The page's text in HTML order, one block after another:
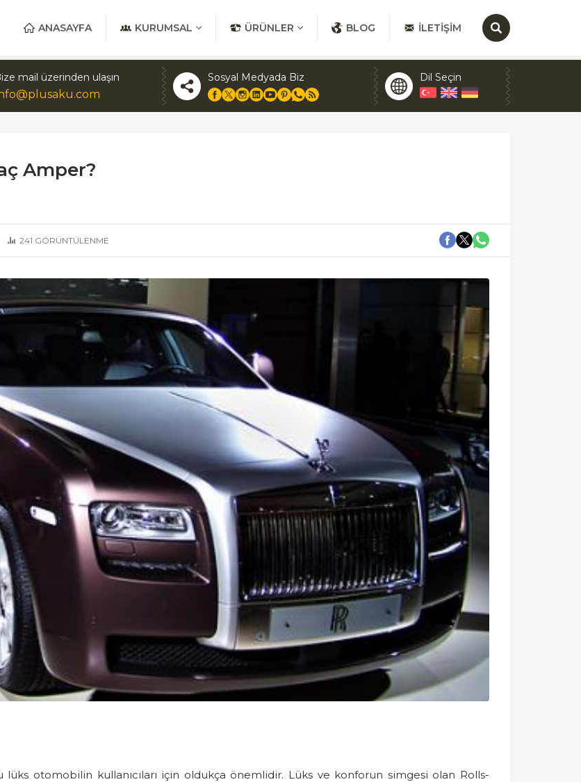
ANASAYFA KURUMSAL ÜRÜNLER BLOG İLETIŞIM
mail üzerinden ulaşın Sosyal Medyada Biz Dil Seçin
Amper?
241 GÖRÜNTÜLENME
lüks otomobilin kullanıcıları için oldukça önemlidir. Lüks ve konforun simgesi olan Rolls-